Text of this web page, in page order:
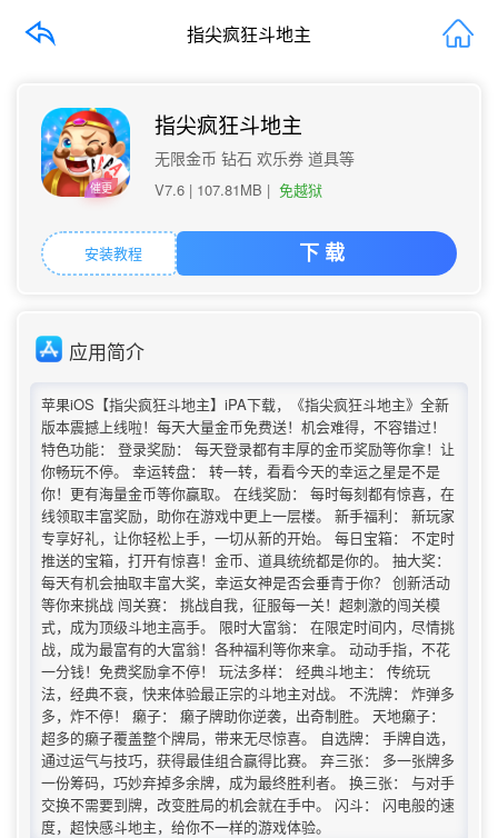
指尖疯狂斗地主
催更
指尖疯狂斗地主
无限金币 钻石 欢乐券 道具等
V7.6 | 107.81MB | 免越狱
安装教程 下 载
应用简介
苹果iOS【指尖疯狂斗地主】iPA下载，《指尖疯狂斗地主》全新
版本震撼上线啦！每天大量金币免费送！机会难得，不容错过！
特色功能： 登录奖励： 每天登录都有丰厚的金币奖励等你拿！让
你畅玩不停。 幸运转盘： 转一转，看看今天的幸运之星是不是
你！更有海量金币等你赢取。 在线奖励： 每时每刻都有惊喜，在
线领取丰富奖励，助你在游戏中更上一层楼。 新手福利： 新玩家
专享好礼，让你轻松上手，一切从新的开始。 每日宝箱： 不定时
推送的宝箱，打开有惊喜！金币、道具统统都是你的。 抽大奖：
每天有机会抽取丰富大奖，幸运女神是否会垂青于你？ 创新活动
等你来挑战 闯关赛： 挑战自我，征服每一关！超刺激的闯关模
式，成为顶级斗地主高手。 限时大富翁： 在限定时间内，尽情挑
战，成为最富有的大富翁！各种福利等你来拿。 动动手指，不花
一分钱！免费奖励拿不停！ 玩法多样： 经典斗地主： 传统玩
法，经典不衰，快来体验最正宗的斗地主对战。 不洗牌： 炸弹多
多，炸不停！ 癞子： 癞子牌助你逆袭，出奇制胜。 天地癞子：
超多的癞子覆盖整个牌局，带来无尽惊喜。 自选牌： 手牌自选，
通过运气与技巧，获得最佳组合赢得比赛。 弃三张： 多一张牌多
一份筹码，巧妙弃掉多余牌，成为最终胜利者。 换三张： 与对手
交换不需要到牌，改变胜局的机会就在手中。 闪斗： 闪电般的速
度，超快感斗地主，给你不一样的游戏体验。